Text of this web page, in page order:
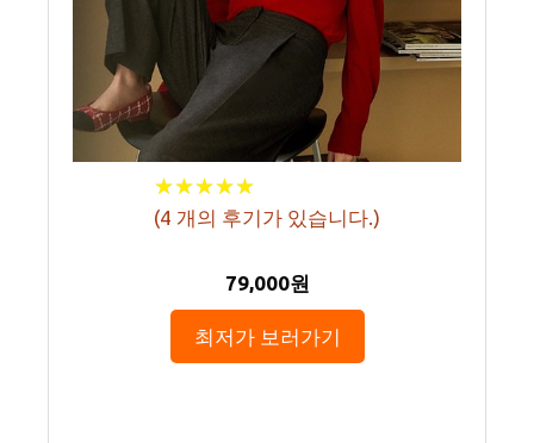
★★★★★
★★★★★
(4 개의 후기가 있습니다.)
79,000원
최저가 보러가기